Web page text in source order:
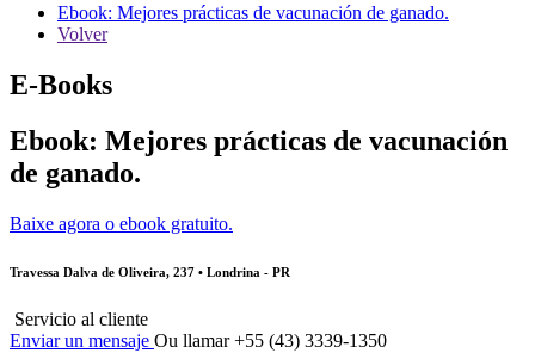
Ebook: Mejores prácticas de vacunación de ganado.
Volver
E-Books
Ebook: Mejores prácticas de vacunación
de ganado.
Baixe agora o ebook gratuito.
Travessa Dalva de Oliveira, 237 • Londrina - PR
Servicio al cliente
Enviar un mensaje Ou llamar +55 (43) 3339-1350